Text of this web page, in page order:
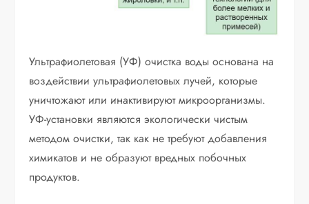
Ультрафиолетовая (УФ) очистка воды основана на
воздействии ультрафиолетовых лучей, которые
уничтожают или инактивируют микроорганизмы.
УФ-установки являются экологически чистым
методом очистки, так как не требуют добавления
химикатов и не образуют вредных побочных
продуктов.